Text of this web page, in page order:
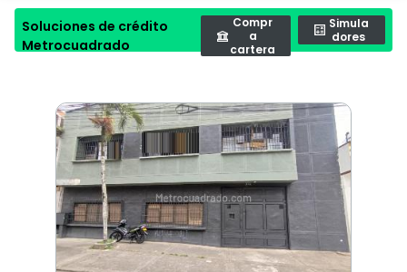
Soluciones de crédito
Metrocuadrado
Compr
a
cartera
Simula
dores